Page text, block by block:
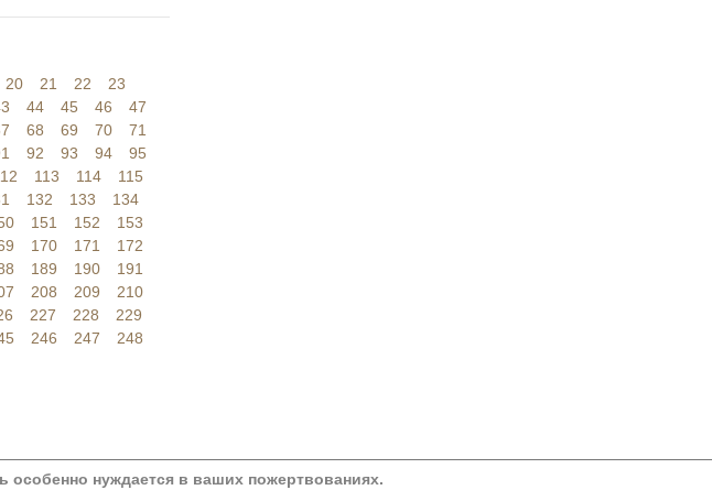
20 21 22
23
44 45 46
47
68 69 70
71
92 93 94
95
113 114
115
132 133
134
151 152
153
170 171
172
189 190
191
208 209
210
227 228
229
246 247
248
особенно нуждается в ваших пожертвованиях.